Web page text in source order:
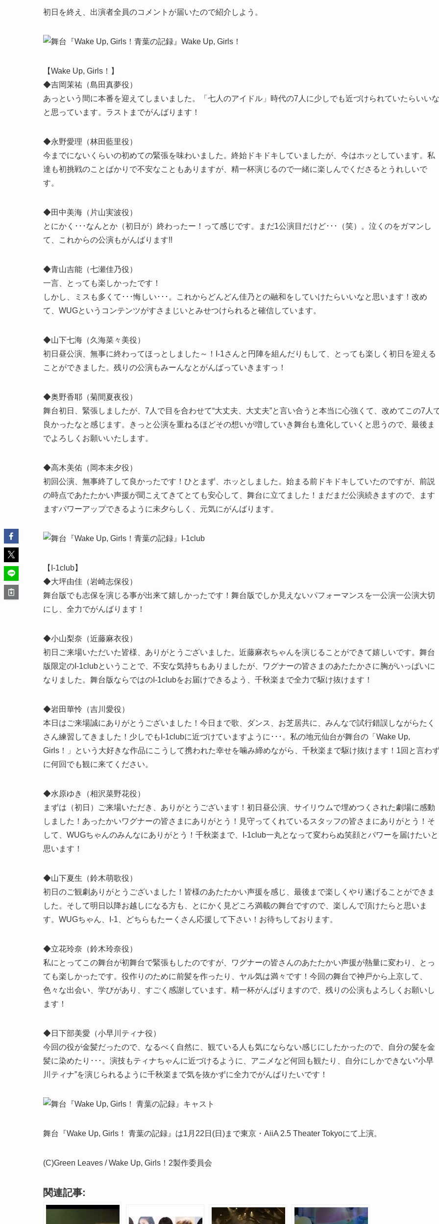
初日を終え、出演者全員のコメントが届いたので紹介しよう。
【Wake Up, Girls！】
◆吉岡茉祐（島田真夢役）
あっという間に本番を迎えてしまいました。「七人のアイドル」時代の7人に少しでも近づけられていたらいいな
と思っています。ラストまでがんばります！
◆永野愛理（林田藍里役）
今までにないくらいの初めての緊張を味わいました。終始ドキドキしていましたが、今はホッとしています。私
達も初挑戦のことばかりで不安なこともありますが、精一杯演じるので一緒に楽しんでくださるとうれしいで
す。
◆田中美海（片山実波役）
とにかく･･･なんとか（初日が）終わったー！って感じです。まだ1公演目だけど･･･（笑）。泣くのをガマンし
て、これからの公演もがんばります!!
◆青山吉能（七瀬佳乃役）
一言、とっても楽しかったです！
しかし、ミスも多くて･･･悔しい･･･。これからどんどん佳乃との融和をしていけたらいいなと思います！改め
て、WUGというコンテンツがすさまじいとみせつけられると確信しています。
◆山下七海（久海菜々美役）
初日昼公演、無事に終わってほっとしました～！I-1さんと円陣を組んだりもして、とっても楽しく初日を迎える
ことができました。残りの公演もみーんなとがんばっていきますっ！
◆奥野香耶（菊間夏夜役）
舞台初日、緊張しましたが、7人で目を合わせて“大丈夫、大丈夫”と言い合うと本当に心強くて、改めてこの7人
良かったなと感じます。きっと公演を重ねるほどその想いが増していき舞台も進化していくと思うので、最後ま
でよろしくお願いいたします。
◆高木美佑（岡本未夕役）
初回公演、無事終了して良かったです！ひとまず、ホッとしました。始まる前ドキドキしていたのですが、前説
の時点であたたかい声援が聞こえてきてとても安心して、舞台に立てました！まだまだ公演続きますので、ます
ますパワーアップできるように未夕らしく、元気にがんばります。
【I-1club】
◆大坪由佳（岩崎志保役）
舞台版でも志保を演じる事が出来て嬉しかったです！舞台版でしか見えないパフォーマンスを一公演一公演大切
にし、全力でがんばります！
◆小山梨奈（近藤麻衣役）
初日ご来場いただいた皆様、ありがとうございました。近藤麻衣ちゃんを演じることができて嬉しいです。舞台
版限定のI-1clubということで、不安な気持ちもありましたが、ワグナーの皆さまのあたたかさに胸がいっぱいに
なりました。舞台版ならではのI-1clubをお届けできるよう、千秋楽まで全力で駆け抜けます！
◆岩田華怜（吉川愛役）
本日はご来場誠にありがとうございました！今日まで歌、ダンス、お芝居共に、みんなで試行錯誤しながらたく
さん練習してきました！少しでもI-1clubに近づけていますように･･･。私の地元仙台が舞台の「Wake Up,
Girls！」という大好きな作品にこうして携われた幸せを噛み締めながら、千秋楽まで駆け抜けます！1回と言わ
に何回でも観に来てください。
◆水原ゆき（相沢菜野花役）
まずは（初日）ご来場いただき、ありがとうございます！初日昼公演、サイリウムで埋めつくされた劇場に感動
しました！あったかいワグナーの皆さまにありがとう！見守ってくれているスタッフの皆さまにありがとう！そ
して、WUGちゃんのみんなにありがとう！千秋楽まで、I-1club一丸となって変わらぬ笑顔とパワーを届けたいと
思います！
◆山下夏生（鈴木萌歌役）
初日のご観劇ありがとうございました！皆様のあたたかい声援を感じ、最後まで楽しくやり遂げることができま
した。そして明日以降お越しになる方も、とにかく見どころ満載の舞台ですので、楽しんで頂けたらと思いま
す。WUGちゃん、I-1、どちらもたーくさん応援して下さい！お待ちしております。
◆立花玲奈（鈴木玲奈役）
私にとってこの舞台が初舞台で緊張もしたのですが、ワグナーの皆さんのあたたかい声援が熱量に変わり、とっ
ても楽しかったです。役作りのために前髪を作ったり、ヤル気は満々です！今回の舞台で神戸から上京して、
色々な出会い、学びがあり、すごく感謝しています。精一杯がんばりますので、残りの公演もよろしくお願いし
ます！
◆日下部美愛（小早川ティナ役）
今回の役が金髪だったので、なるべく自然に、観ている人も気にならない感じにしたかったので、自分の髪を金
髪に染めたり･･･。演技もティナちゃんに近づけるように、アニメなど何回も観たり、自分にしかできない“小早
川ティナ”を演じられるように千秋楽まで気を抜かずに全力でがんばりたいです！
舞台『Wake Up, Girls！ 青葉の記録』は1月22日(日)まで東京・AiiA 2.5 Theater Tokyoにて上演。
(C)Green Leaves / Wake Up, Girls！2製作委員会
関連記事: